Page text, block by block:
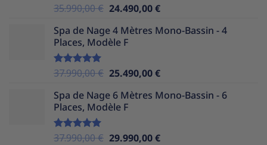
Note5.00
35.990,00€ Le
initial
était :
24.490,00€Le
actuel
Spa de Nage 4 Mètres Mono-Bassin - 4
Places, Modèle F
Note5.00
37.990,00€ Le
initial
était :
25.490,00€Le
actuel
Spa de Nage 6 Mètres Mono-Bassin - 6
Places, Modèle F
Note5.00
37.990,00€ Le
29.990,00€Le